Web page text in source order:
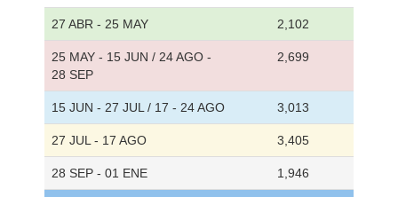
27 ABR - 25 MAY 2,102
25 MAY - 15 JUN / 24 AGO -
28 SEP
2,699
15 JUN - 27 JUL / 17 - 24 AGO 3,013
27 JUL - 17 AGO 3,405
28 SEP - 01 ENE 1,946